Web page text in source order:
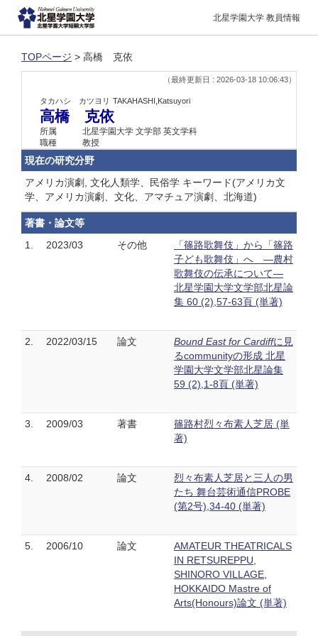
北星学園大学 教員情報
TOPページ > 高橋 克依
（最終更新日 : 2026-03-18 10:06:43）
タカハシ カツヨリ TAKAHASHI,Katsuyori
高橋 克依
所属
北星学園大学 文学部 英文学科
職種
教授
現在の研究分野
アメリカ演劇, 文化人類学、民俗学 キーワード(アメリカ文
学、アメリカ演劇、文化、アマチュア演劇、北海道)
著書・論文等
1.
2023/03 その他
「篠路歌舞伎」から「篠路
子ども歌舞伎」へ ―農村
歌舞伎の伝承について―
北星学園大学文学部北星論
集 60 (2),57-63頁 (単著)
2. 2022/03/15 論文 Bound East for Cardiffに見
るcommunityの形成 北星
学園大学文学部北星論集
59 (2),1-8頁 (単著)
3. 2009/03 著書
篠路村烈々布素人芝居 (単
著)
4. 2008/02 論文
烈々布素人芝居と三人の男
たち 舞台芸術通信PROBE
(第2号),34-40 (単著)
5. 2006/10 論文
AMATEUR THEATRICALS
IN RETSUREPPU,
SHINORO VILLAGE,
HOKKAIDO Mastre of
Arts(Honours)論文 (単著)